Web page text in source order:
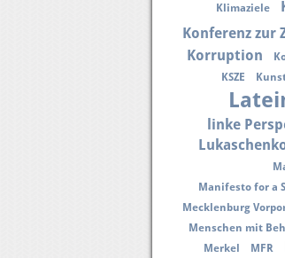
Klimaziele
Konferenz zur
Korruption
KSZE
linke
Manifesto for a
Mecklenburg
Menschen mit
Merkel MFR